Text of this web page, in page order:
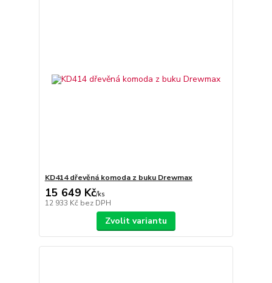
KD414 dřevěná komoda z buku Drewmax
15 649 Kč/ks
12 933 Kč bez DPH
Zvolit variantu